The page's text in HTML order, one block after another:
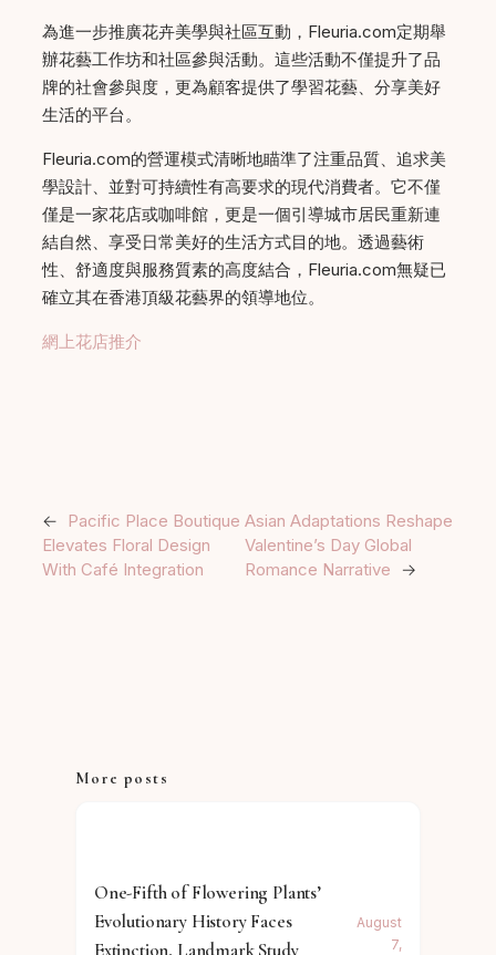
為進一步推廣花卉美學與社區互動，Fleuria.com定期舉
辦花藝工作坊和社區參與活動。這些活動不僅提升了品
牌的社會參與度，更為顧客提供了學習花藝、分享美好
生活的平台。
Fleuria.com的營運模式清晰地瞄準了注重品質、追求美
學設計、並對可持續性有高要求的現代消費者。它不僅
僅是一家花店或咖啡館，更是一個引導城市居民重新連
結自然、享受日常美好的生活方式目的地。透過藝術
性、舒適度與服務質素的高度結合，Fleuria.com無疑已
確立其在香港頂級花藝界的領導地位。
網上花店推介
←
Pacific Place Boutique
Elevates Floral Design
With Café Integration
Asian Adaptations Reshape
Valentine’s Day Global
Romance Narrative
→
More posts
One-Fifth of Flowering Plants’
Evolutionary History Faces
Extinction, Landmark Study
August
7,